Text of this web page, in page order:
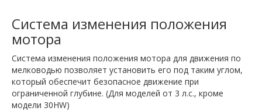
Система изменения положения
мотора
Система изменения положения мотора для движения по
мелководью позволяет установить его под таким углом,
который обеспечит безопасное движение при
ограниченной глубине. (Для моделей от 3 л.с., кроме
модели 30HW)